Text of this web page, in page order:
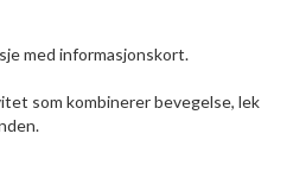
med informasjonskort.
som kombinerer bevegelse, lek